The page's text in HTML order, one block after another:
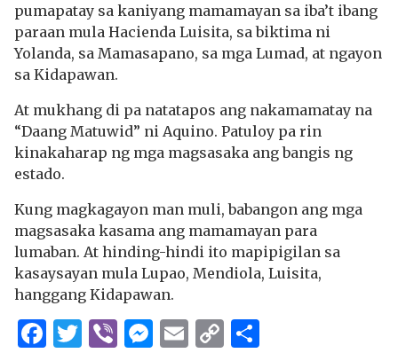
pumapatay sa kaniyang mamamayan sa iba’t ibang
paraan mula Hacienda Luisita, sa biktima ni
Yolanda, sa Mamasapano, sa mga Lumad, at ngayon
sa Kidapawan.
At mukhang di pa natatapos ang nakamamatay na
“Daang Matuwid” ni Aquino. Patuloy pa rin
kinakaharap ng mga magsasaka ang bangis ng
estado.
Kung magkagayon man muli, babangon ang mga
magsasaka kasama ang mamamayan para
lumaban. At hinding-hindi ito mapipigilan sa
kasaysayan mula Lupao, Mendiola, Luisita,
hanggang Kidapawan.
Facebook
Twitter
ViberMessenger
Email
Copy